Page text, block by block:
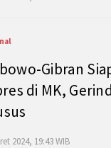
Gibran
di MK,
2024, 19:43 WIB